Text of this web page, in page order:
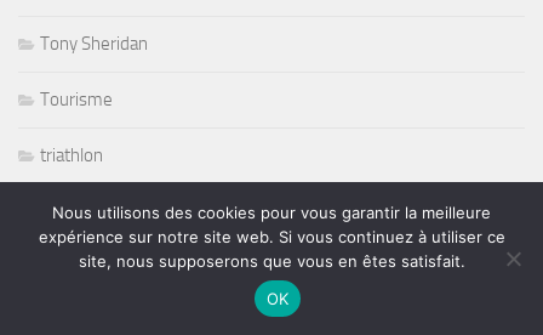
Tony Sheridan
Tourisme
triathlon
ufc
Variété
Nous utilisons des cookies pour vous garantir la meilleure
expérience sur notre site web. Si vous continuez à utiliser ce
site, nous supposerons que vous en êtes satisfait.
OK